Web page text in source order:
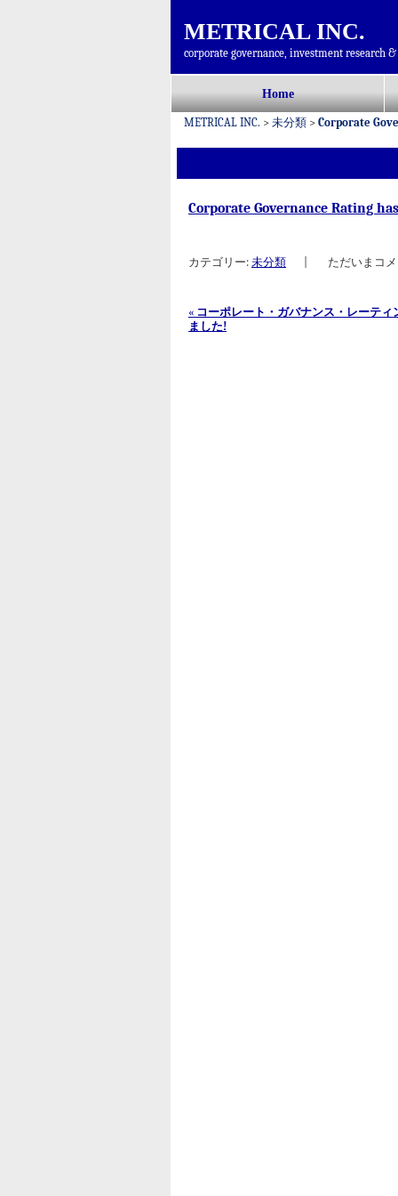
METRICAL INC.
corporate governance, investment research
メインメニュー
ン
ツ
へ
Home
METRICAL INC. > 未分類 > Corporate
Corporate Governance Rating
カテゴリー: 未分類 ただいまコ
投稿ナビゲーション
« コーポレート・ガバナンス・レーティ
ました!